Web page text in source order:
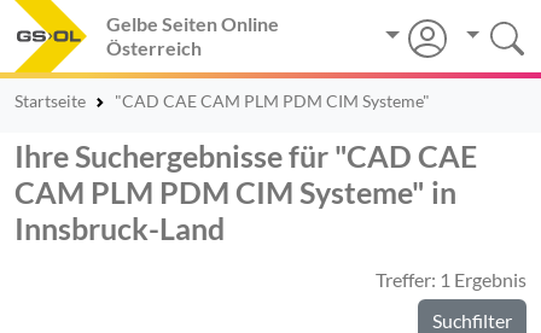
Gelbe Seiten Online
Österreich
Startseite "CAD CAE CAM PLM PDM CIM Systeme"
Ihre Suchergebnisse für "CAD CAE
CAM PLM PDM CIM Systeme" in
Innsbruck-Land
Treffer: 1 Ergebnis
Suchfilter